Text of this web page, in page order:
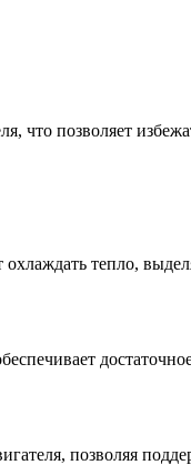
позволяет
тепло,
позволяя